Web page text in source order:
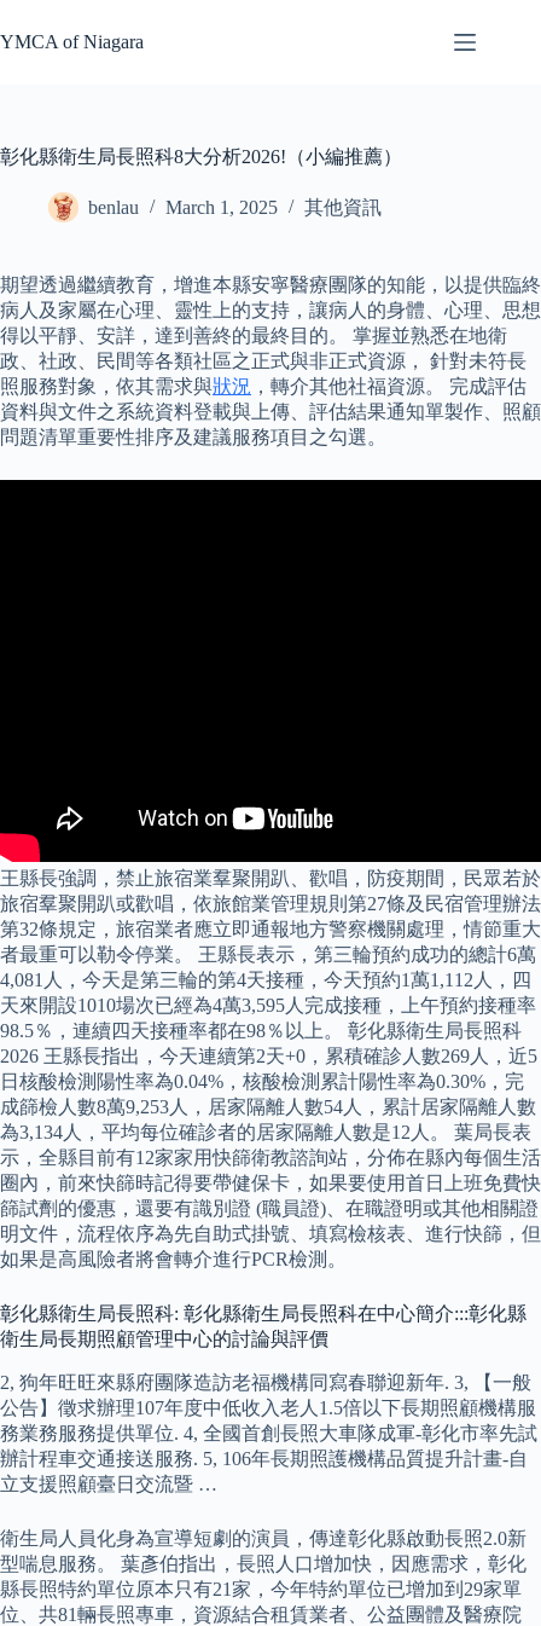
to
content
YMCA of Niagara
彰化縣衛生局長照科8大分析2026!（小編推薦）
benlau March 1, 2025 其他資訊
期望透過繼續教育，增進本縣安寧醫療團隊的知能，以提供臨終
病人及家屬在心理、靈性上的支持，讓病人的身體、心理、思想
得以平靜、安詳，達到善終的最終目的。 掌握並熟悉在地衛
政、社政、民間等各類社區之正式與非正式資源， 針對未符長
照服務對象，依其需求與狀況 ，轉介其他社福資源。 完成評估
資料與文件之系統資料登載與上傳、評估結果通知單製作、照顧
問題清單重要性排序及建議服務項目之勾選。
王縣長強調，禁止旅宿業羣聚開趴、歡唱，防疫期間，民眾若於
旅宿羣聚開趴或歡唱，依旅館業管理規則第27條及民宿管理辦法
第32條規定，旅宿業者應立即通報地方警察機關處理，情節重大
者最重可以勒令停業。 王縣長表示，第三輪預約成功的總計6萬
4,081人，今天是第三輪的第4天接種，今天預約1萬1,112人，四
天來開設1010場次已經為4萬3,595人完成接種，上午預約接種率
98.5％，連續四天接種率都在98％以上。 彰化縣衛生局長照科
2026 王縣長指出，今天連續第2天+0，累積確診人數269人，近5
日核酸檢測陽性率為0.04%，核酸檢測累計陽性率為0.30%，完
成篩檢人數8萬9,253人，居家隔離人數54人，累計居家隔離人數
為3,134人，平均每位確診者的居家隔離人數是12人。 葉局長表
示，全縣目前有12家家用快篩衛教諮詢站，分佈在縣內每個生活
圈內，前來快篩時記得要帶健保卡，如果要使用首日上班免費快
篩試劑的優惠，還要有識別證 (職員證)、在職證明或其他相關證
明文件，流程依序為先自助式掛號、填寫檢核表、進行快篩，但
如果是高風險者將會轉介進行PCR檢測。
彰化縣衛生局長照科: 彰化縣衛生局長照科在中心簡介:::彰化縣
衛生局長期照顧管理中心的討論與評價
2, 狗年旺旺來縣府團隊造訪老福機構同寫春聯迎新年. 3, 【一般
公告】徵求辦理107年度中低收入老人1.5倍以下長期照顧機構服
務業務服務提供單位. 4, 全國首創長照大車隊成軍-彰化市率先試
辦計程車交通接送服務. 5, 106年長期照護機構品質提升計畫-自
立支援照顧臺日交流暨 …
衛生局人員化身為宣導短劇的演員，傳達彰化縣啟動長照2.0新
型喘息服務。 葉彥伯指出，長照人口增加快，因應需求，彰化
縣長照特約單位原本只有21家，今年特約單位已增加到29家單
位、共81輛長照專車，資源結合租賃業者、公益團體及醫療院